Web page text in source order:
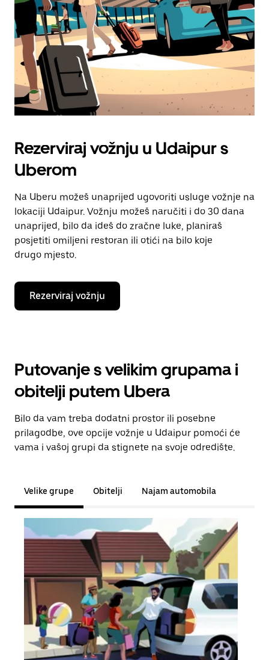
kalendara.
Rezerviraj vožnju u Udaipur s
Uberom
Na Uberu možeš unaprijed ugovoriti usluge vožnje na
lokaciji Udaipur. Vožnju možeš naručiti i do 30 dana
unaprijed, bilo da ideš do zračne luke, planiraš
posjetiti omiljeni restoran ili otići na bilo koje
drugo mjesto.
Rezerviraj vožnju
Putovanje s velikim grupama i
obitelji putem Ubera
Bilo da vam treba dodatni prostor ili posebne
prilagodbe, ove opcije vožnje u Udaipur pomoći će
vama i vašoj grupi da stignete na svoje odredište.
Velike grupe Obitelji Najam automobila